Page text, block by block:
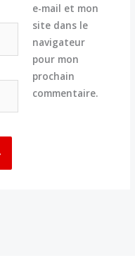
e-mail et mon
site dans le
navigateur
pour mon
prochain
commentaire.